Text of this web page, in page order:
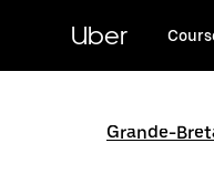
principal
Uber
Grande-